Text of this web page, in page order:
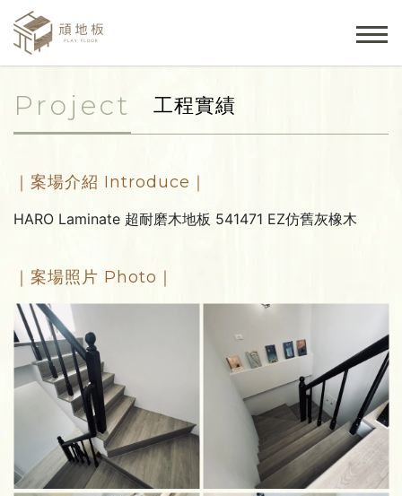
Project 工程實績
｜案場介紹 Introduce｜
HARO Laminate 超耐磨木地板 541471 EZ仿舊灰橡木
｜案場照片 Photo｜